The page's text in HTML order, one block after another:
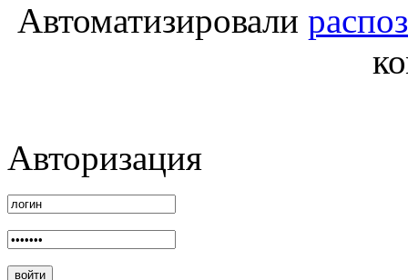
Автоматизировали
Авторизация